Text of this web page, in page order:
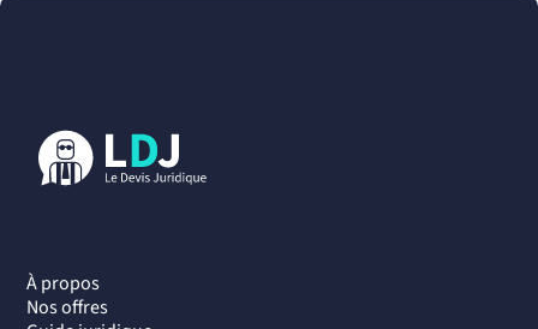
À propos
Nos offres